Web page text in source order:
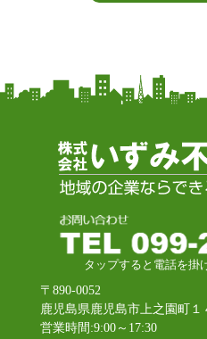
タップすると電話を掛
〒890-0052
鹿児島県鹿児島市上之園町１
営業時間:9:00～17:30